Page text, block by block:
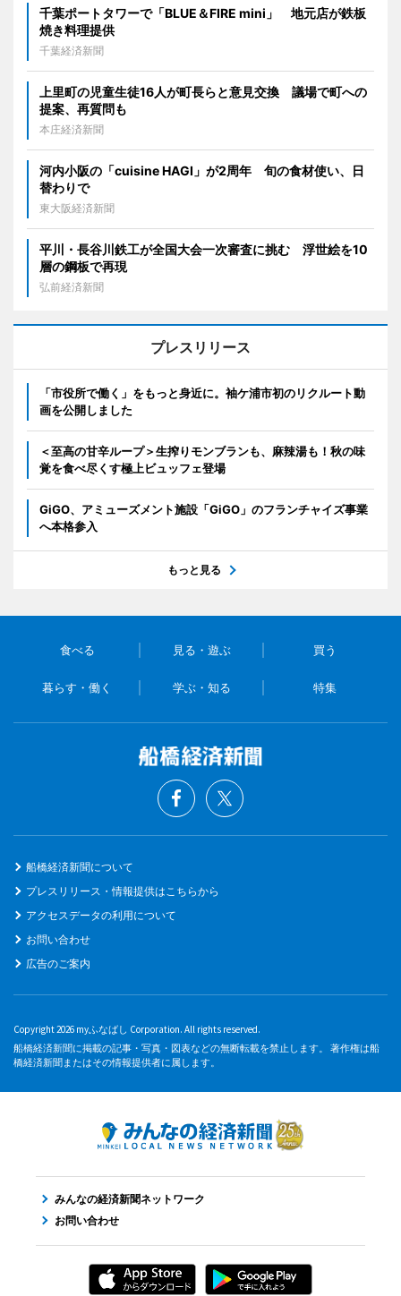
千葉ポートタワーで「BLUE＆FIRE mini」 地元店が鉄板
焼き料理提供
千葉経済新聞
上里町の児童生徒16人が町長らと意見交換 議場で町への
提案、再質問も
本庄経済新聞
河内小阪の「cuisine HAGI」が2周年 旬の食材使い、日
替わりで
東大阪経済新聞
平川・長谷川鉄工が全国大会一次審査に挑む 浮世絵を10
層の鋼板で再現
弘前経済新聞
プレスリリース
「市役所で働く」をもっと身近に。袖ケ浦市初のリクルート動
画を公開しました
＜至高の甘辛ループ＞生搾りモンブランも、麻辣湯も！秋の味
覚を食べ尽くす極上ビュッフェ登場
GiGO、アミューズメント施設「GiGO」のフランチャイズ事業
へ本格参入
もっと見る
食べる 見る・遊ぶ 買う
暮らす・働く 学ぶ・知る 特集
船橋経済新聞について
プレスリリース・情報提供はこちらから
アクセスデータの利用について
お問い合わせ
広告のご案内
Copyright 2026 myふなばし Corporation. All rights reserved.
船橋経済新聞に掲載の記事・写真・図表などの無断転載を禁止します。 著作権は船
橋経済新聞またはその情報提供者に属します。
みんなの経済新聞ネットワーク
お問い合わせ